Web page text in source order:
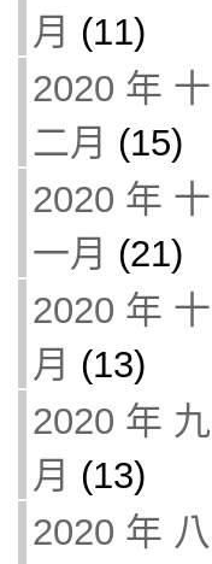
月 (11)
2020 年 十
二月 (15)
2020 年 十
一月 (21)
2020 年 十
月 (13)
2020 年 九
月 (13)
2020 年 八